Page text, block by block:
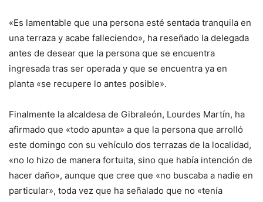
«Es lamentable que una persona esté sentada tranquila en
una terraza y acabe falleciendo», ha reseñado la delegada
antes de desear que la persona que se encuentra
ingresada tras ser operada y que se encuentra ya en
planta «se recupere lo antes posible».
Finalmente la alcaldesa de Gibraleón, Lourdes Martín, ha
afirmado que «todo apunta» a que la persona que arrolló
este domingo con su vehículo dos terrazas de la localidad,
«no lo hizo de manera fortuita, sino que había intención de
hacer daño», aunque que cree que «no buscaba a nadie en
particular», toda vez que ha señalado que no «tenía